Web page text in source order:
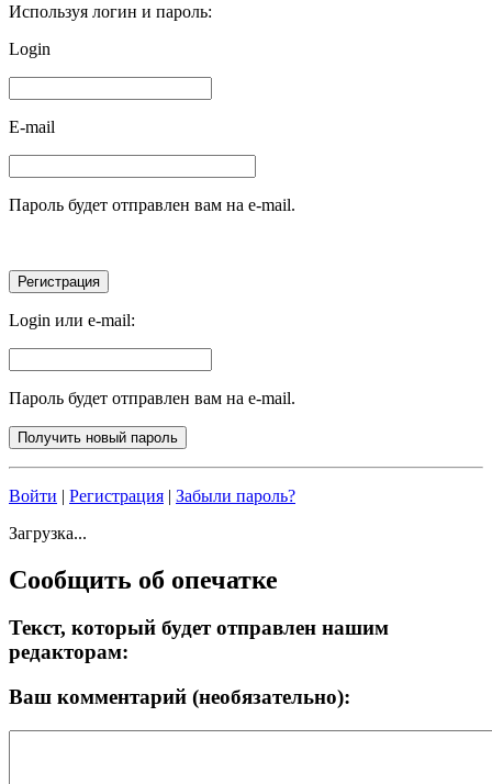
Используя логин и пароль:
Login
E-mail
Пароль будет отправлен вам на e-mail.
Login или e-mail:
Пароль будет отправлен вам на e-mail.
Войти | Регистрация | Забыли пароль?
Загрузка...
Сообщить об опечатке
Текст, который будет отправлен нашим
редакторам:
Ваш комментарий (необязательно):